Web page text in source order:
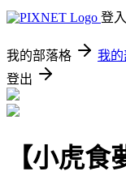
登入
我的部落格 我的
登出
【小虎